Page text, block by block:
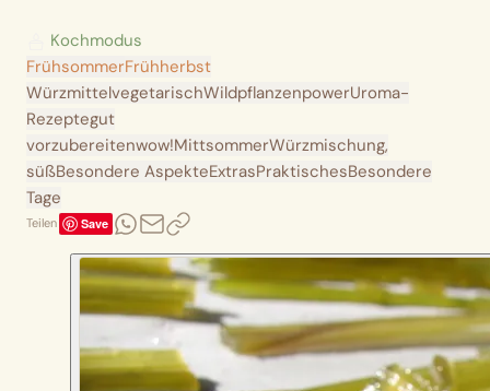
Kochmodus
FrühsommerFrühherbst
WürzmittelvegetarischWildpflanzenpowerUroma-
Rezeptegut
vorzubereitenwow!MittsommerWürzmischung,
süßBesondere AspekteExtrasPraktischesBesondere
Tage
Teilen Save